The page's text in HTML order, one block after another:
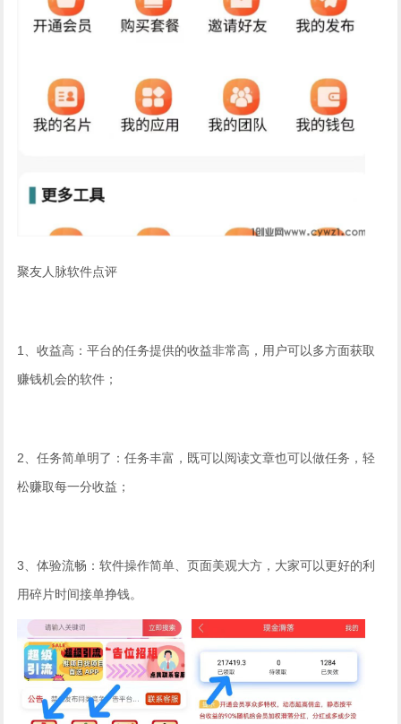
聚友人脉软件点评
1、收益高：平台的任务提供的收益非常高，用户可以多方面获取
赚钱机会的软件；
2、任务简单明了：任务丰富，既可以阅读文章也可以做任务，轻
松赚取每一分收益；
3、体验流畅：软件操作简单、页面美观大方，大家可以更好的利
用碎片时间接单挣钱。